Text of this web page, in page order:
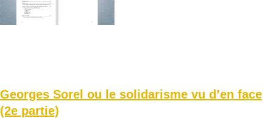
Georges Sorel ou le solidarisme vu d’en face
(2e partie)